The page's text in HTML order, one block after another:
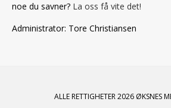
noe du savner? La oss få vite det!
Administrator: Tore Christiansen
ALLE RETTIGHETER 2026 ØKSNES